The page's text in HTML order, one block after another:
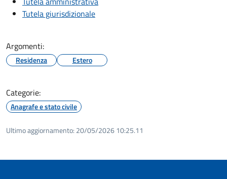
Tutela giurisdizionale
Argomenti:
Residenza Estero
Categorie:
Anagrafe e stato civile
Ultimo aggiornamento: 20/05/2026 10:25.11